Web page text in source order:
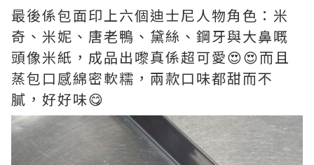
最後係包面印上六個迪士尼人物角色：米
奇、米妮、唐老鴨、黛絲、鋼牙與大鼻嘅
頭像米紙，成品出嚟真係超可愛😍😍而且
蒸包口感綿密軟糯，兩款口味都甜而不
膩，好好味😋